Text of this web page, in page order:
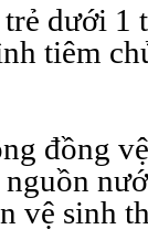
dưới 1
tiêm
đồng
vệ sinh